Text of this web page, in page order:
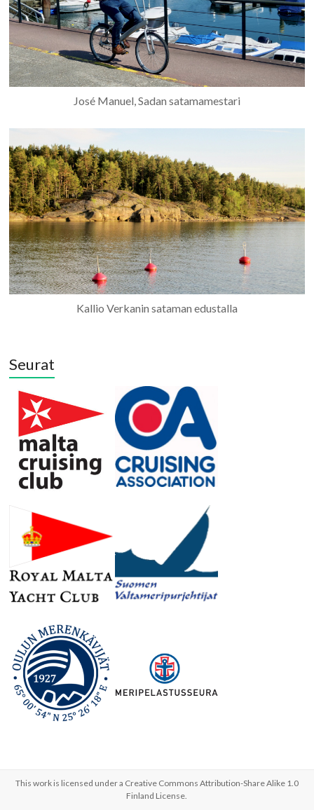
José Manuel, Sadan satamamestari
Kallio Verkanin sataman edustalla
Seurat
This work is licensed under a Creative Commons Attribution-Share Alike 1.0
Finland License.